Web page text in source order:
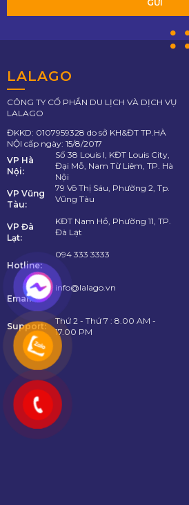
LALAGO
CÔNG TY CỔ PHẦN DU LỊCH VÀ DỊCH VỤ
LALAGO
ĐKKD: 0107959328 do sở KH&ĐT TP.HÀ
NỘI cấp ngày: 15/8/2017
VP Hà
Nội:
Số 38 Louis I, KĐT Louis City,
Đại Mỗ, Nam Từ Liêm, TP. Hà
Nội
VP Vũng
Tàu:
79 Võ Thị Sáu, Phường 2, Tp.
Vũng Tàu
VP Đà
Lạt:
KĐT Nam Hồ, Phường 11, TP.
Đà Lạt
Hotline:
094 333 3333
Email:
info@lalago.vn
Support:
Thứ 2 - Thứ 7 : 8.00 AM -
17.00 PM